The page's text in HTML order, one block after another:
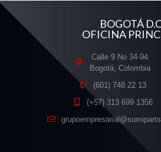
BOGOTÁ
OFICINA
Calle 9 No 34-94
Bogotá, Colombia
(601) 748 22 13
(+57) 313 699 1356